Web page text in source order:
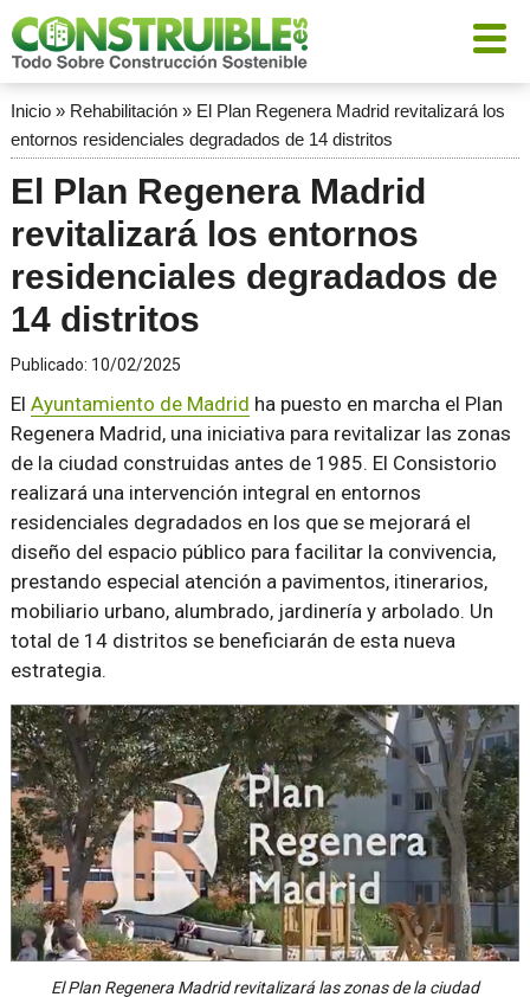
Inicio» Rehabilitación» El Plan Regenera Madrid revitalizará los
entornos residenciales degradados de 14 distritos
El Plan Regenera Madrid
revitalizará los entornos
residenciales degradados de
14 distritos
Publicado: 10/02/2025
El Ayuntamiento de Madrid ha puesto en marcha el Plan
Regenera Madrid, una iniciativa para revitalizar las zonas
de la ciudad construidas antes de 1985. El Consistorio
realizará una intervención integral en entornos
residenciales degradados en los que se mejorará el
diseño del espacio público para facilitar la convivencia,
prestando especial atención a pavimentos, itinerarios,
mobiliario urbano, alumbrado, jardinería y arbolado. Un
total de 14 distritos se beneficiarán de esta nueva
estrategia.
El Plan Regenera Madrid revitalizará las zonas de la ciudad